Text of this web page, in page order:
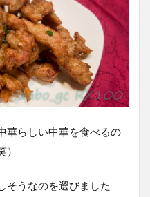
華らしい中華を食べるの
そうなのを選びました